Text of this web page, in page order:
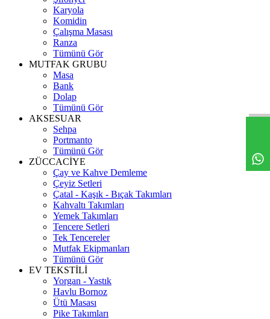
Karyola
Komidin
Çalışma Masası
Ranza
Tümünü Gör
MUTFAK GRUBU
Masa
Bank
Dolap
Tümünü Gör
AKSESUAR
Sehpa
Portmanto
Tümünü Gör
ZÜCCACİYE
Çay ve Kahve Demleme
Çeyiz Setleri
Çatal - Kaşık - Bıçak Takımları
Kahvaltı Takımları
Yemek Takımları
Tencere Setleri
Tek Tencereler
Mutfak Ekipmanları
Tümünü Gör
EV TEKSTİLİ
Yorgan - Yastık
Havlu Bornoz
Ütü Masası
Pike Takımları